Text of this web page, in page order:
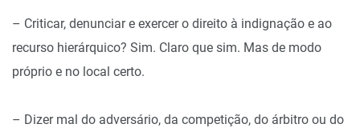
– Criticar, denunciar e exercer o direito à indignação e ao
recurso hierárquico? Sim. Claro que sim. Mas de modo
próprio e no local certo.
– Dizer mal do adversário, da competição, do árbitro ou do